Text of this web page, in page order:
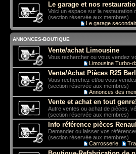
Le garage et nos
Voici un espace sur la restauration
(section réservée aux membres)
Le garage
ANNONCES-BOUTIQUE
Vente/achat Limousine
Vous rechercher ou vous vendez
Limousine Turbo-
Vente/Achat Pièces R25
Vous recherchez et/ou vous
(section réservée aux membres)
Annonces des
Vente et achat en tout genre!
Autre ventes ou achat de pièces,
(section réservée aux membres)
Info référence pièces
Demander ou laisser vos
(section réservée aux membres)
Carrosserie